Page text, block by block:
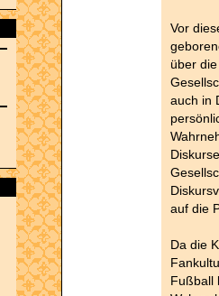
Vor
über
auch in
auf die
Da die
Fußball